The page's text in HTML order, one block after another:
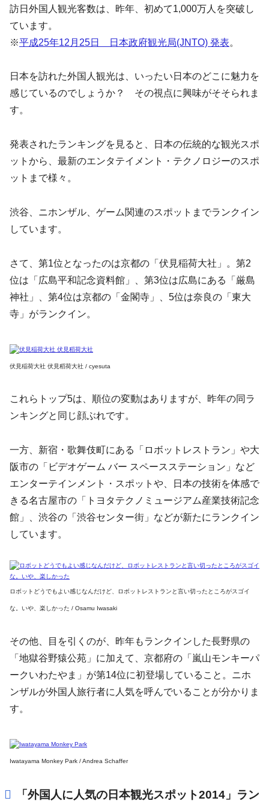
訪日外国人観光客数は、昨年、初めて1,000万人を突破し
ています。
※平成25年12月25日 日本政府観光局(JNTO) 発表。
日本を訪れた外国人観光は、いったい日本のどこに魅力を
感じているのでしょうか？ その視点に興味がそそられま
す。
発表されたランキングを見ると、日本の伝統的な観光スポ
ットから、最新のエンタテイメント・テクノロジーのスポ
ットまで様々。
渋谷、ニホンザル、ゲーム関連のスポットまでランクイン
しています。
さて、第1位となったのは京都の「伏見稲荷大社」。第2
位は「広島平和記念資料館」、第3位は広島にある「厳島
神社」、第4位は京都の「金閣寺」、5位は奈良の「東大
寺」がランクイン。
伏見稲荷大社 伏見稻荷大社 / cyesuta
これらトップ5は、順位の変動はありますが、昨年の同ラ
ンキングと同じ顔ぶれです。
一方、新宿・歌舞伎町にある「ロボットレストラン」や大
阪市の「ビデオゲーム バー スペースステーション」など
エンターテインメント・スポットや、日本の技術を体感で
きる名古屋市の「トヨタテクノミュージアム産業技術記念
館」、渋谷の「渋谷センター街」などが新たにランクイン
しています。
ロボットどうでもよい感じなんだけど、ロボットレストランと言い切ったところがスゴイ
な。いや、楽しかった / Osamu Iwasaki
その他、目を引くのが、昨年もランクインした長野県の
「地獄谷野猿公苑」に加えて、京都府の「嵐山モンキーパ
ークいわたやま」が第14位に初登場していること。ニホ
ンザルが外国人旅行者に人気を呼んでいることが分かりま
す。
Iwatayama Monkey Park / Andrea Schaffer
「外国人に人気の日本観光スポット2014」ラン